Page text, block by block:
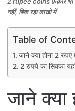
नहीं, बिक रहा लाखो में
Table of
जाने क्या होना 2
2 रुपये का सिक्का
जाने क्या